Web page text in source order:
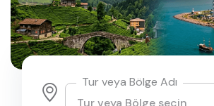
Tur veya Bölge Adı